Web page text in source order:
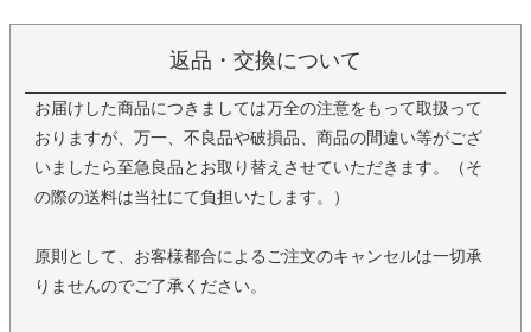
返品・交換について
お届けした商品につきましては万全の注意をもって取扱って
おりますが、万一、不良品や破損品、商品の間違い等がござ
いましたら至急良品とお取り替えさせていただきます。（そ
の際の送料は当社にて負担いたします。）
原則として、お客様都合によるご注文のキャンセルは一切承
りませんのでご了承ください。